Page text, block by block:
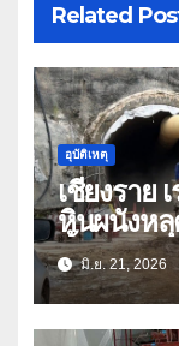
Related
อุบัติเหตุ
เชียงราย
หินผนังหลุ
ทั้งหมดล้
มิ.ย. 21, 2026